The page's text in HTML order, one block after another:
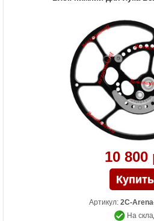
10 800
Артикул: 2С-
На